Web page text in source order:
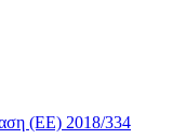
(ΕΕ) 2018/334